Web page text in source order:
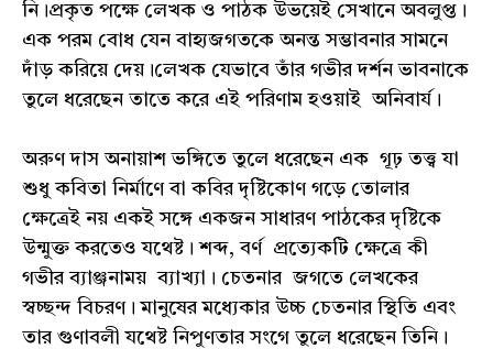
নি।প্রকৃত পক্ষে লেখক ও পাঠক উভয়েই সেখানে অবলুপ্ত।
এক পরম বোধ যেন বাহ্যজগতকে অনন্ত সম্ভাবনার সামনে
দাঁড় করিয়ে দেয়।লেখক যেভাবে তাঁর গভীর দর্শন ভাবনাকে
তুলে ধরেছেন তাতে করে এই পরিণাম হওয়াই অনিবার্য।
অরুণ দাস অনায়াশ ভঙ্গিতে তুলে ধরেছেন এক গূঢ় তত্ত্ব যা
শুধু কবিতা নির্মাণে বা কবির দৃষ্টিকোণ গড়ে তোলার
ক্ষেত্রেই নয় একই সঙ্গে একজন সাধারণ পাঠকের দৃষ্টিকে
উন্মুক্ত করতেও যথেষ্ট। শব্দ, বর্ণ প্রত্যেকটি ক্ষেত্রে কী
গভীর ব্যাঞ্জনাময় ব্যাখ্যা। চেতনার জগতে লেখকের
স্বচ্ছন্দ বিচরণ। মানুষের মধ্যেকার উচ্চ চেতনার স্থিতি এবং
তার গুণাবলী যথেষ্ট নিপুণতার সংগে তুলে ধরেছেন তিনি।